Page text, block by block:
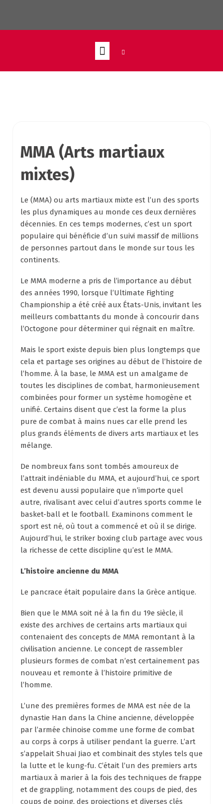
MMA (Arts martiaux
mixtes)
Le (MMA) ou arts martiaux mixte est l’un des sports
les plus dynamiques au monde ces deux dernières
décennies. En ces temps modernes, c’est un sport
populaire qui bénéficie d’un suivi massif de millions
de personnes partout dans le monde sur tous les
continents.
Le MMA moderne a pris de l’importance au début
des années 1990, lorsque l’Ultimate Fighting
Championship a été créé aux États-Unis, invitant les
meilleurs combattants du monde à concourir dans
l’Octogone pour déterminer qui régnait en maître.
Mais le sport existe depuis bien plus longtemps que
cela et partage ses origines au début de l’histoire de
l’homme. À la base, le MMA est un amalgame de
toutes les disciplines de combat, harmonieusement
combinées pour former un système homogène et
unifié. Certains disent que c’est la forme la plus
pure de combat à mains nues car elle prend les
plus grands éléments de divers arts martiaux et les
mélange.
De nombreux fans sont tombés amoureux de
l’attrait indéniable du MMA, et aujourd’hui, ce sport
est devenu aussi populaire que n’importe quel
autre, rivalisant avec celui d’autres sports comme le
basket-ball et le football. Examinons comment le
sport est né, où tout a commencé et où il se dirige.
Aujourd’hui, le striker boxing club partage avec vous
la richesse de cette discipline qu’est le MMA.
L’histoire ancienne du MMA
Le pancrace était populaire dans la Grèce antique.
Bien que le MMA soit né à la fin du 19e siècle, il
existe des archives de certains arts martiaux qui
contenaient des concepts de MMA remontant à la
civilisation ancienne. Le concept de rassembler
plusieurs formes de combat n’est certainement pas
nouveau et remonte à l’histoire primitive de
l’homme.
L’une des premières formes de MMA est née de la
dynastie Han dans la Chine ancienne, développée
par l’armée chinoise comme une forme de combat
au corps à corps à utiliser pendant la guerre. L’art
s’appelait Shuai Jiao et combinait des styles tels que
la lutte et le kung-fu. C’était l’un des premiers arts
martiaux à marier à la fois des techniques de frappe
et de grappling, notamment des coups de pied, des
coups de poing, des projections et diverses clés